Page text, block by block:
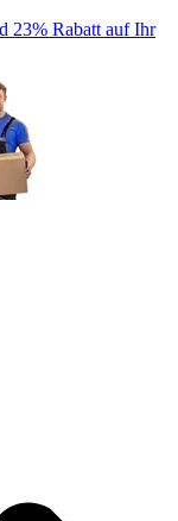
23% Rabatt auf Ihr